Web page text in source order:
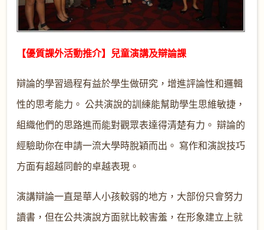
【優質課外活動推介】兒童演講及辯論課
辯論的學習過程有益於學生做研究，增進評論性和邏輯
性的思考能力。 公共演說的訓練能幫助學生思維敏捷，
組織他們的思路進而能對觀眾表達得清楚有力。 辯論的
經驗助你在申請一流大學時脫穎而出。 寫作和演說技巧
方面有超越同齡的卓越表現。
演講辯論一直是華人小孩較弱的地方，大部份只會努力
讀書，但在公共演說方面就比較害羞，在形象建立上就